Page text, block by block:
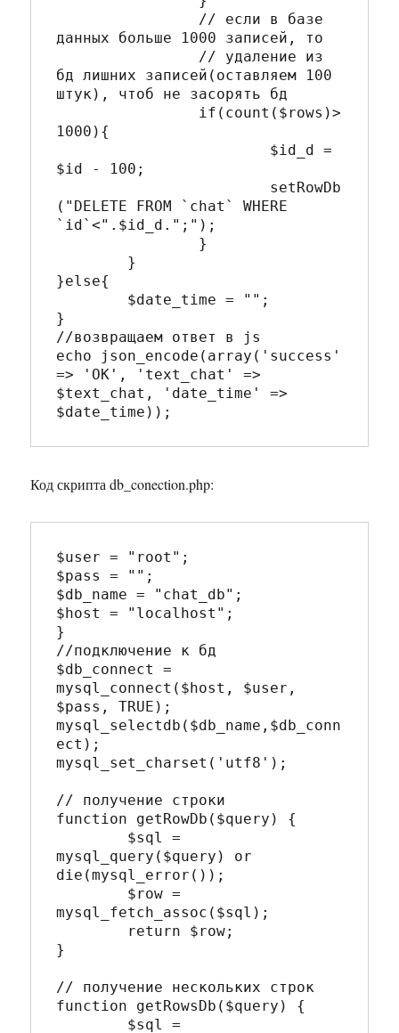
данных больше 1000 записей, то
бд лишних записей(оставляем 100
штук), чтоб не засорять бд
1000){
$id - 100;
("DELETE FROM `chat` WHERE
`id`<".$id_d.";");
}else{
}
//возвращаем ответ в js
echo json_encode(array('success'
=> 'OK', 'text_chat' =>
$text_chat, 'date_time' =>
Код скрипта db_conection.php:
$user = "root";
$pass = "";
$db_name = "chat_db";
$host = "localhost";
}
//подключение к бд
$db_connect =
mysql_connect($host, $user,
$pass, TRUE);
mysql_selectdb($db_name,$db_conn
ect);
mysql_set_charset('utf8');
// получение строки
function getRowDb($query) {
mysql_query($query) or
die(mysql_error());
mysql_fetch_assoc($sql);
}
// получение нескольких строк
function getRowsDb($query) {